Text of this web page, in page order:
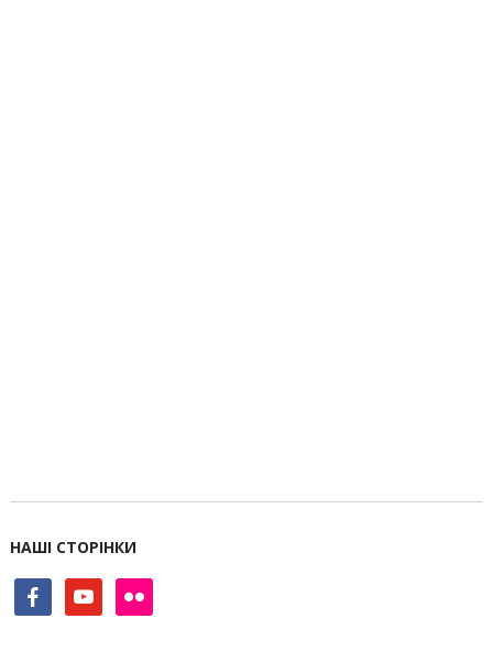
НАШІ СТОРІНКИ
facebookyoutube flickr